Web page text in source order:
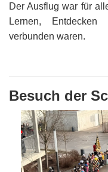
Der Ausflug war für
Lernen,
verbunden waren.
Besuch der